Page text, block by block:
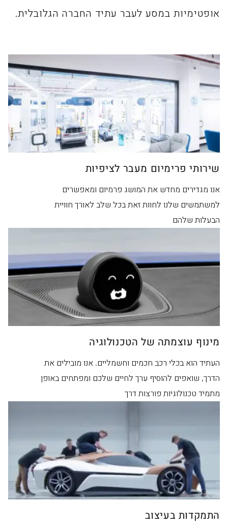
אופטימיות במסע לעבר עתיד החברה הגלובלית.
שירותי פרימיום מעבר לציפיות
אנו מגדירים מחדש את המושג פרמיום ומאפשרים
למשתמשים שלנו לחוות זאת בכל שלב לאורך חוויית
הבעלות שלהם
מינוף עוצמתה של הטכנולוגיה
העתיד הוא בכלי רכב חכמים וחשמליים. אנו מובילים את
הדרך, שואפים להוסיף ערך לחיים שלכם ומפתחים באופן
מתמיד טכנולוגיות פורצות דרך
התמקדות בעיצוב